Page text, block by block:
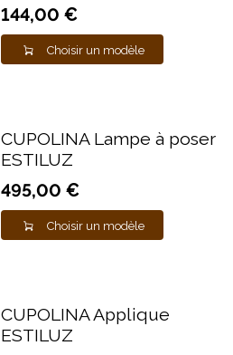
144,00 €
Choisir un modèle
CUPOLINA Lampe à poser
ESTILUZ
495,00 €
Choisir un modèle
CUPOLINA Applique
ESTILUZ